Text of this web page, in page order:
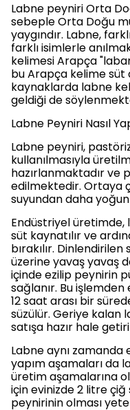
Labne peyniri Orta
sebeple Orta Doğu
yaygındır. Labne,
farklı isimlerle
kelimesi Arapça
bu Arapça kelime süt
kaynaklarda labne
geldiği de
Labne Peyniri Nasıl
Labne peyniri,
kullanılmasıyla
hazırlanmaktadır ve
edilmektedir. Ortaya
suyundan daha
Endüstriyel üretimde,
süt kaynatılır ve
bırakılır.
üzerine yavaş yavaş
içinde ezilip peynirin
sağlanır. Bu işlemden
12 saat arası bir
süzülür. Geriye kalan
satışa hazır hale
Labne aynı zamanda
yapım aşamaları da
üretim aşamalarına
için evinizde 2 litre
peynirinin olması